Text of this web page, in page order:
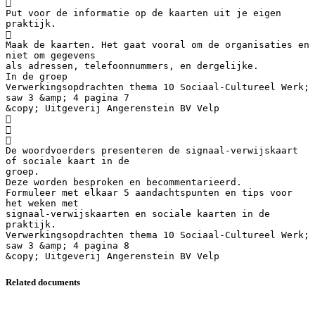

Put voor de informatie op de kaarten uit je eigen
praktijk.

Maak de kaarten. Het gaat vooral om de organisaties en
niet om gegevens
als adressen, telefoonnummers, en dergelijke.
In de groep
Verwerkingsopdrachten thema 10 Sociaal-Cultureel Werk;
saw 3 &amp; 4 pagina 7
&copy; Uitgeverij Angerenstein BV Velp



De woordvoerders presenteren de signaal-verwijskaart
of sociale kaart in de
groep.
Deze worden besproken en becommentarieerd.
Formuleer met elkaar 5 aandachtspunten en tips voor
het weken met
signaal-verwijskaarten en sociale kaarten in de
praktijk.
Verwerkingsopdrachten thema 10 Sociaal-Cultureel Werk;
saw 3 &amp; 4 pagina 8
Related documents